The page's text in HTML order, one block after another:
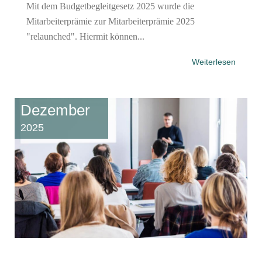
Mit dem Budgetbegleitgesetz 2025 wurde die
Mitarbeiterprämie zur Mitarbeiterprämie 2025
"relaunched". Hiermit können...
Weiterlesen
Dezember
2025